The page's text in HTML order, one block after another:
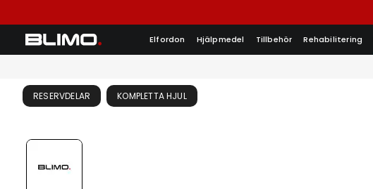
Elfordon Hjälpmedel Tillbehör Rehabilitering
RESERVDELAR KOMPLETTA HJUL